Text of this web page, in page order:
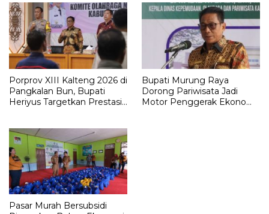
Porprov XIII Kalteng 2026 di
Pangkalan Bun, Bupati
Heriyus Targetkan Prestasi
Bupati Murung Raya
Dorong Pariwisata Jadi
Motor Penggerak Ekonomi
Pasar Murah Bersubsidi